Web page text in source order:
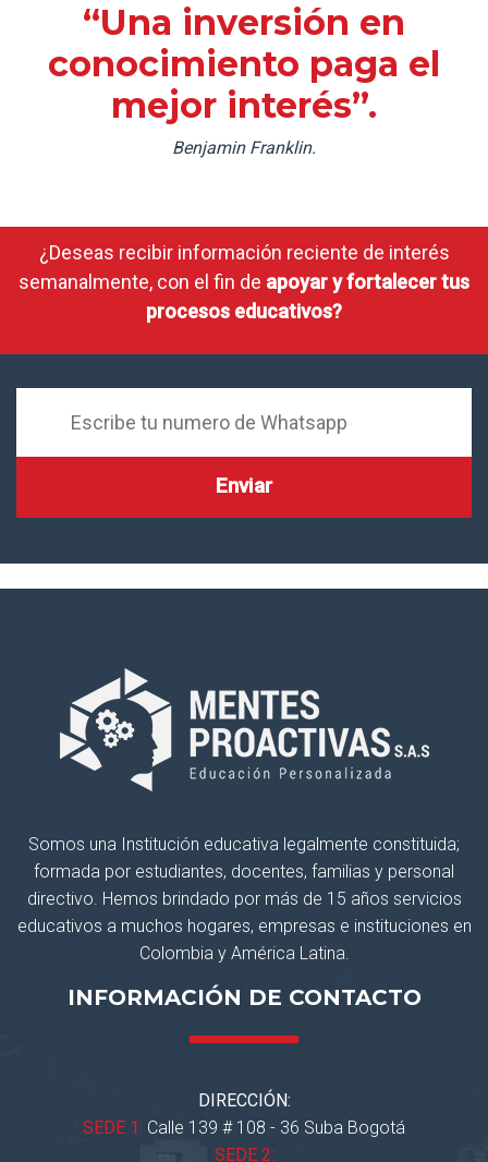
“Una inversión en
conocimiento paga el
mejor interés”.
Benjamin Franklin.
¿Deseas recibir información reciente de interés
semanalmente, con el fin de apoyar y fortalecer tus
procesos educativos?
Somos una Institución educativa legalmente constituida;
formada por estudiantes, docentes, familias y personal
directivo. Hemos brindado por más de 15 años servicios
educativos a muchos hogares, empresas e instituciones en
Colombia y América Latina.
INFORMACIÓN DE CONTACTO
DIRECCIÓN:
SEDE 1: Calle 139 # 108 - 36 Suba Bogotá
SEDE 2: